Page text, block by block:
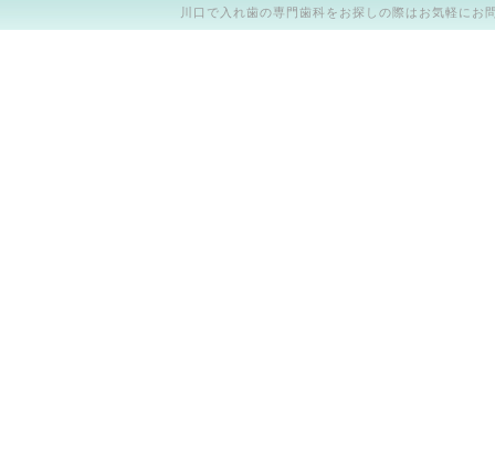
川口で入れ歯の専門歯科をお探しの際はお気軽に